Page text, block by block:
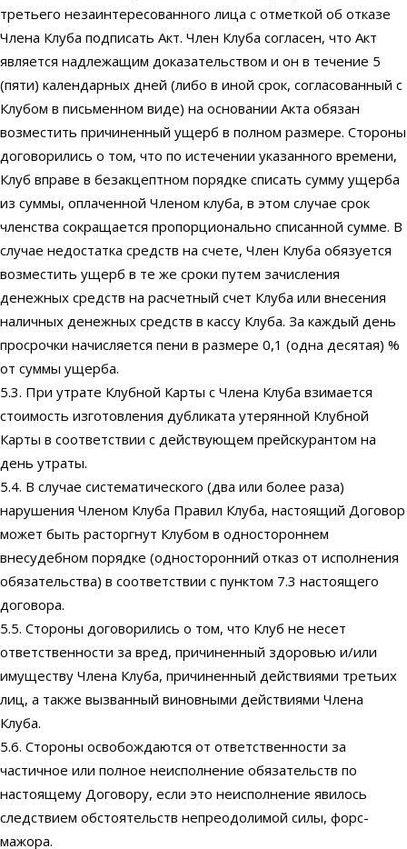
третьего незаинтересованного лица с отметкой об отказе
Члена Клуба подписать Акт. Член Клуба согласен, что Акт
является надлежащим доказательством и он в течение 5
(пяти) календарных дней (либо в иной срок, согласованный с
Клубом в письменном виде) на основании Акта обязан
возместить причиненный ущерб в полном размере. Стороны
договорились о том, что по истечении указанного времени,
Клуб вправе в безакцептном порядке списать сумму ущерба
из суммы, оплаченной Членом клуба, в этом случае срок
членства сокращается пропорционально списанной сумме. В
случае недостатка средств на счете, Член Клуба обязуется
возместить ущерб в те же сроки путем зачисления
денежных средств на расчетный счет Клуба или внесения
наличных денежных средств в кассу Клуба. За каждый день
просрочки начисляется пени в размере 0,1 (одна десятая) %
от суммы ущерба.
5.3. При утрате Клубной Карты с Члена Клуба взимается
стоимость изготовления дубликата утерянной Клубной
Карты в соответствии с действующем прейскурантом на
день утраты.
5.4. В случае систематического (два или более раза)
нарушения Членом Клуба Правил Клуба, настоящий Договор
может быть расторгнут Клубом в одностороннем
внесудебном порядке (односторонний отказ от исполнения
обязательства) в соответствии с пунктом 7.3 настоящего
договора.
5.5. Стороны договорились о том, что Клуб не несет
ответственности за вред, причиненный здоровью и/или
имуществу Члена Клуба, причиненный действиями третьих
лиц, а также вызванный виновными действиями Члена
Клуба.
5.6. Стороны освобождаются от ответственности за
частичное или полное неисполнение обязательств по
настоящему Договору, если это неисполнение явилось
следствием обстоятельств непреодолимой силы, форс-
мажора.